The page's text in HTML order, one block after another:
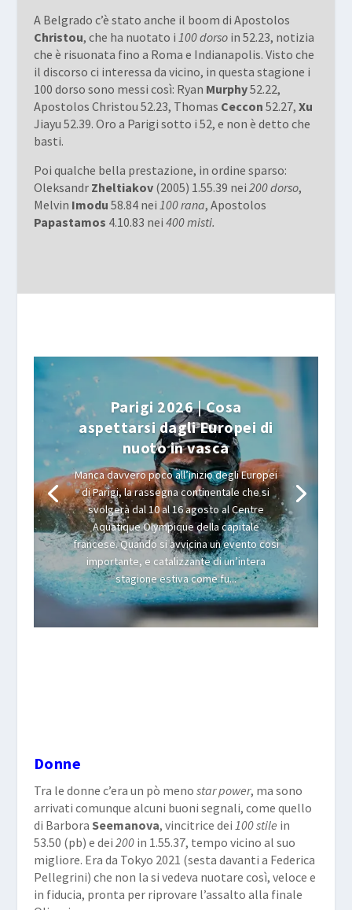
A Belgrado c’è stato anche il boom di Apostolos
Christou, che ha nuotato i 100 dorsoin 52.23, notizia
che è risuonata fino a Roma e Indianapolis. Visto che
il discorso ci interessa da vicino, in questa stagione i
100 dorso sono messi così: Ryan Murphy52.22,
Apostolos Christou 52.23, Thomas Ceccon 52.27, Xu
Jiayu 52.39. Oro a Parigi sotto i 52, e non è detto che
basti.
Poi qualche bella prestazione, in ordine sparso:
Oleksandr Zheltiakov(2005) 1.55.39 nei 200 dorso,
Melvin Imodu 58.84 nei 100 rana, Apostolos
Papastamos 4.10.83 nei 400 misti.
Parigi 2026 | Cosa
aspettarsi dagli Europei di
nuoto in vasca
Manca davvero poco all’inizio degli Europei
di Parigi, la rassegna continentale che si
svolgerà dal 10 al 16 agosto al Centre
Aquatique Olympique della capitale
francese. Quando si avvicina un evento così
importante, e catalizzante di un’intera
stagione estiva come fu...
Donne
Tra le donne c’era un pò meno star power, ma sono
arrivati comunque alcuni buoni segnali, come quello
di Barbora Seemanova, vincitrice dei 100 stile in
53.50 (pb) e dei 200in 1.55.37, tempo vicino al suo
migliore. Era da Tokyo 2021 (sesta davanti a Federica
Pellegrini) che non la si vedeva nuotare così, veloce e
in fiducia, pronta per riprovare l’assalto alla finale